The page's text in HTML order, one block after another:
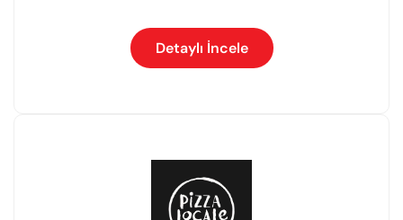
Detaylı İncele